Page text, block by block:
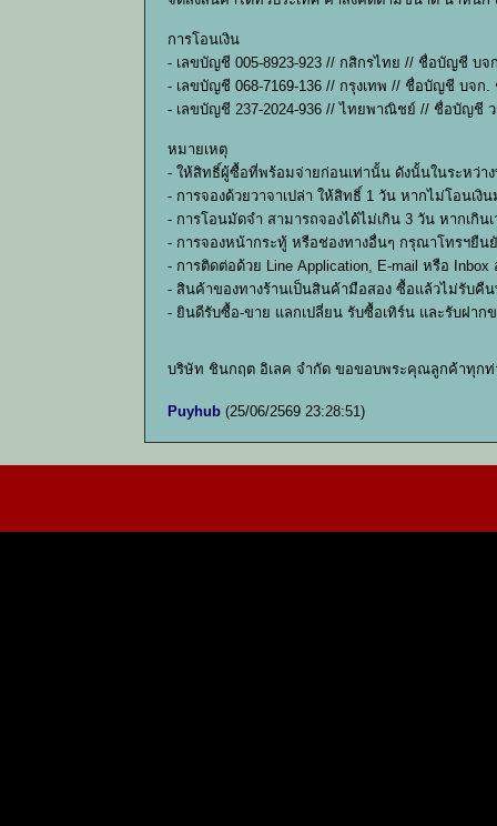
การโอนเงิน
- เลขบัญชี 005-8923-923 // กสิกรไทย // ชื่อบัญชี บจ
- เลขบัญชี 068-7169-136 // กรุงเทพ // ชื่อบัญชี บจก.
- เลขบัญชี 237-2024-936 // ไทยพาณิชย์ // ชื่อบัญชี
หมายเหตุ
- ให้สิทธิ์ผู้ซื้อที่พร้อมจ่ายก่อนเท่านั้น ดังนั้นในระหว่า
- การจองด้วยวาจาเปล่า ให้สิทธิ์ 1 วัน หากไม่โอนเ
- การโอนมัดจำ สามารถจองได้ไม่เกิน 3 วัน หากเกิน
- การจองหน้ากระทู้ หรือช่องทางอื่นๆ กรุณาโทรฯยืน
- การติดต่อด้วย Line Application, E-mail หรือ
- สินค้าของทางร้านเป็นสินค้ามือสอง ซื้อแล้วไม่รับ
- ยินดีรับซื้อ-ขาย แลกเปลี่ยน รับซื้อเทิร์น และรับฝาก
บริษัท ชินกฤต อิเลค จำกัด ขอขอบพระคุณลูกค้าทุก
Puyhub (25/06/2569 23:28:51)